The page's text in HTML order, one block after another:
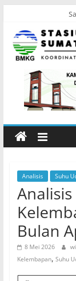
content
Koordinator
BMKG
Sumatera
Selatan
Analisis Suhu
Bulan
8 Mei 2026
Kelembapan, Suhu